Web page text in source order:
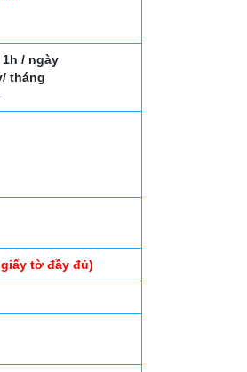
/ ngày
tháng
tờ đầy đủ)